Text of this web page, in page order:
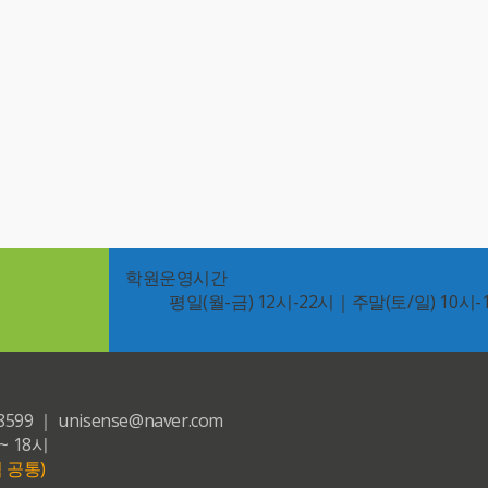
학원운영시간
평일(월-금) 12시-22시｜주말(토/일) 10시-
｜ unisense@naver.com
18시
공통)